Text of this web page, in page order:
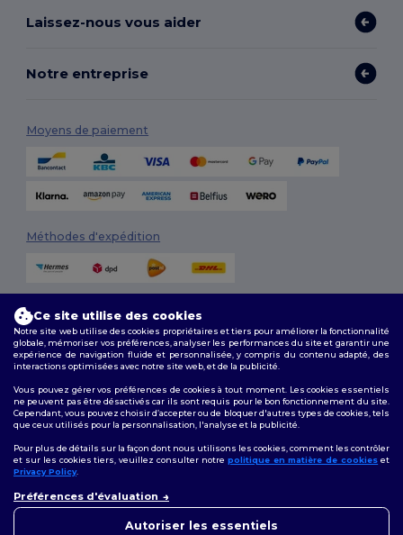
Laissez-nous vous aider
Notre entreprise
Moyens de paiement
Méthodes d'expédition
Conditions Générales|Politique de personnalisation |Politique de
Confidentialité
Suivez-nous
Bruxelles|Anvers|Mortsel|Malines|Lierre|Turnhout|Geel|
Hoogstraten |Bruges
Ce site utilise des cookies
Notre site web utilise des cookies propriétaires et tiers pour améliorer la fonctionnalité
globale, mémoriser vos préférences, analyser les performances du site et garantir une
expérience de navigation fluide et personnalisée, y compris du contenu adapté, des
interactions optimisées avec notre site web, et de la publicité.
Vous pouvez gérer vos préférences de cookies à tout moment. Les cookies essentiels
ne peuvent pas être désactivés car ils sont requis pour le bon fonctionnement du site.
Cependant, vous pouvez choisir d’accepter ou de bloquer d'autres types de cookies, tels
que ceux utilisés pour la personnalisation, l'analyse et la publicité.
Pour plus de détails sur la façon dont nous utilisons les cookies, comment les contrôler
et sur les cookies tiers, veuillez consulter notre politique en matière de cookies et
Privacy Policy.
Préférences d'évaluation
Autoriser les essentiels
pouvez nous contacter à tout